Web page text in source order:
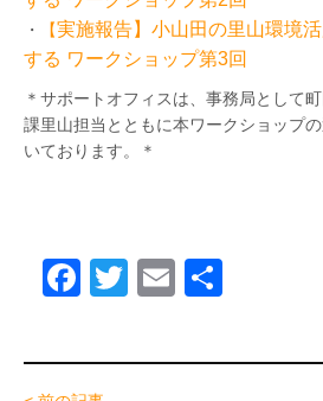
・ 【実施報告】小山田の里山環境
する ワークショップ第3回
＊サポートオフィスは、事務局として
課里山担当とともに本ワークショップ
いております。＊
F
c
e
T
tt
E
ail